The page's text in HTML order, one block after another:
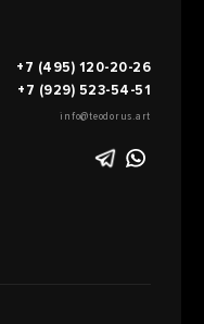
+7 (495) 120-20-26
+7 (929) 523-54-51
info@teodorus.art